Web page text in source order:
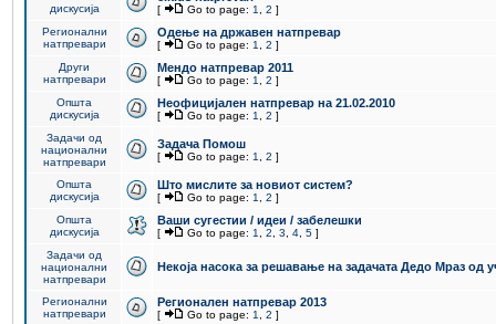
дискусија
[ Go to page: 1 2 ]
Регионални
натпревари
Одење на државен натпревар
[ Go to page: 1 2 ]
Други
натпревари
Мендо натпревар 2011
[ Go to page: 1 2 ]
Општа
дискусија
Неофицијален натпревар на 21.02.2010
[ Go to page: 1 2 ]
Задачи од
национални
натпревари
Задача Помош
[ Go to page: 1 2 ]
Општа
дискусија
Што мислите за новиот систем?
[ Go to page: 1 2 ]
Општа
дискусија
Ваши сугестии / идеи / забелешки
[ Go to page: 1 2 3 4 5 ]
Задачи од
национални
натпревари
Некоја насока за решавање на задачата Дедо Мраз од
Регионални
натпревари
Регионален натпревар 2013
[ Go to page: 1 2 ]